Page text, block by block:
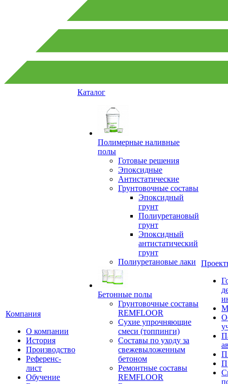
Компания
О компании
История
Производство
Референс-
лист
Обучение
Каталог
Полимерные наливные
полы
Готовые решения
Эпоксидные
Антистатические
Грунтовочные составы
Эпоксидный
грунт
Полиуретановый
грунт
Эпоксидный
антистатический
грунт
Полиуретановые лаки
Бетонные полы
Грунтовочные составы
REMFLOOR
Сухие упрочняющие
смеси (топпинги)
Составы по уходу за
свежевыложенным
бетоном
Ремонтные составы
REMFLOOR